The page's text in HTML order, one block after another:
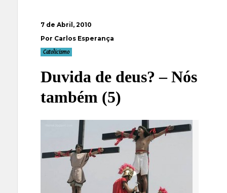
7 de Abril, 2010
Por Carlos Esperança
Catolicismo
Duvida de deus? – Nós
também (5)